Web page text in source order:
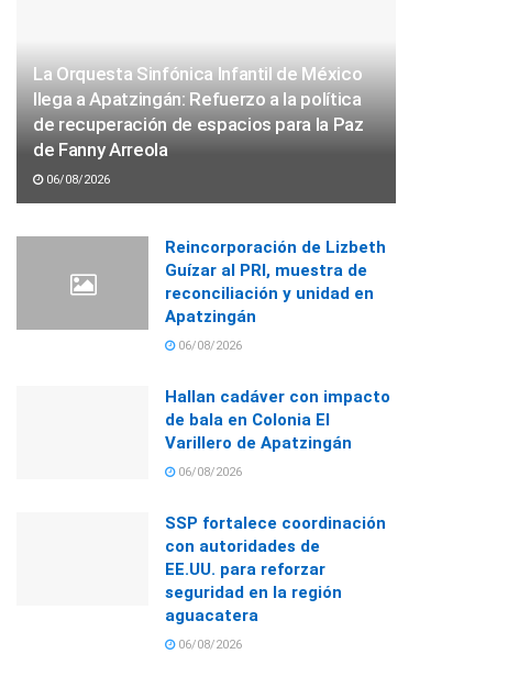
La Orquesta Sinfónica Infantil de México
llega a Apatzingán: Refuerzo a la política
de recuperación de espacios para la Paz
de Fanny Arreola
06/08/2026
Reincorporación de Lizbeth
Guízar al PRI, muestra de
reconciliación y unidad en
Apatzingán
06/08/2026
Hallan cadáver con impacto
de bala en Colonia El
Varillero de Apatzingán
06/08/2026
SSP fortalece coordinación
con autoridades de
EE.UU. para reforzar
seguridad en la región
aguacatera
06/08/2026